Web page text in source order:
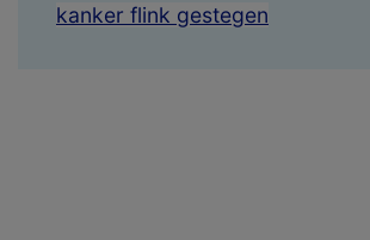
kanker flink gestegen